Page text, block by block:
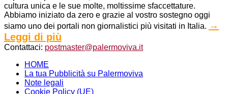
cultura unica e le sue molte, moltissime sfaccettature.
Abbiamo iniziato da zero e grazie al vostro sostegno oggi
siamo uno dei portali non giornalistici più visitati in Italia. →
Leggi di più
Contattaci: postmaster@palermoviva.it
HOME
La tua Pubblicità su Palermoviva
Note legali
Cookie Policy (UE)